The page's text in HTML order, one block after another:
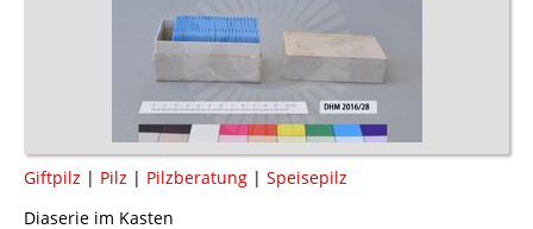
Giftpilz | Pilz | Pilzberatung | Speisepilz
Diaserie im Kasten